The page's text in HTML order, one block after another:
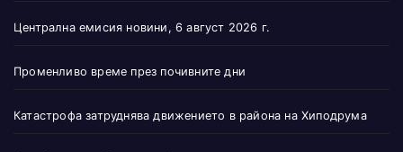
Централна емисия новини, 6 август 2026 г.
Променливо време през почивните дни
Катастрофа затруднява движението в района на Хиподрума